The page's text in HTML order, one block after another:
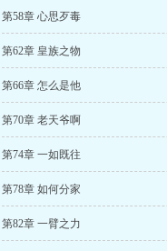
第58章 心思歹毒
第62章 皇族之物
第66章 怎么是他
第70章 老天爷啊
第74章 一如既往
第78章 如何分家
第82章 一臂之力